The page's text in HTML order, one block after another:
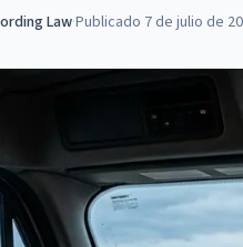
Law·Publicado 7 de julio de